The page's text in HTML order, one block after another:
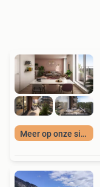
Meer op onze site